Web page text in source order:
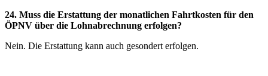
24. Muss die Erstattung der monatlichen Fahrtkosten für den
ÖPNV über die Lohnabrechnung erfolgen?
Nein. Die Erstattung kann auch gesondert erfolgen.